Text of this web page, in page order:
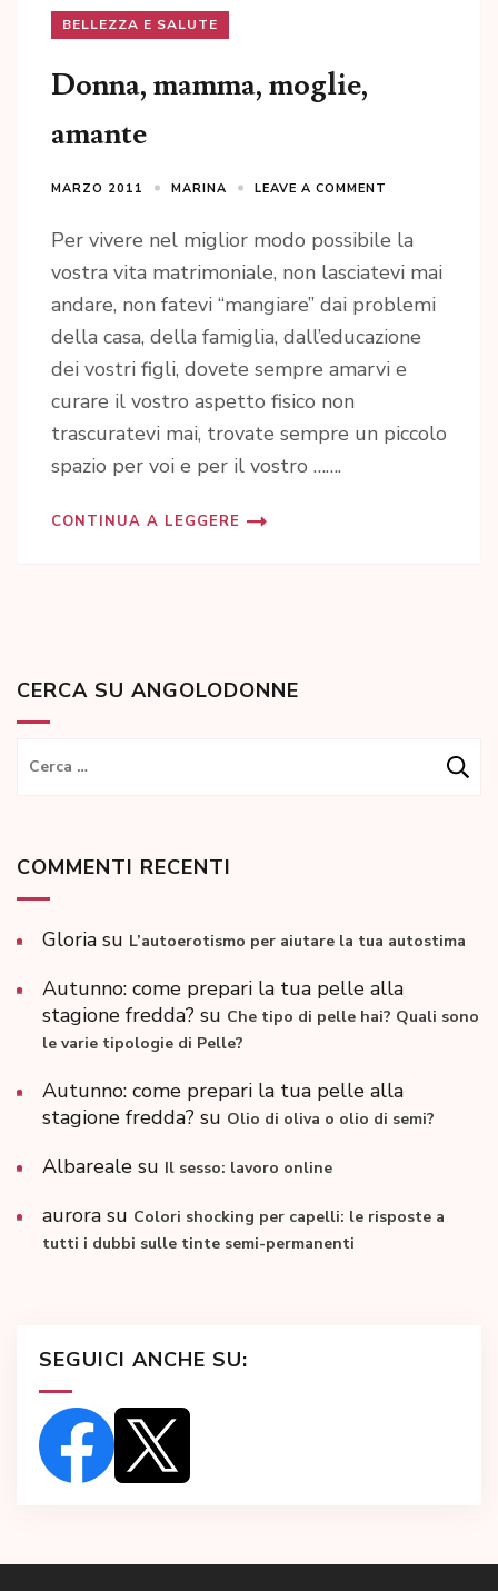
BELLEZZA E SALUTE
Donna, mamma, moglie,
amante
MARZO 2011 MARINA LEAVE A COMMENT
Per vivere nel miglior modo possibile la
vostra vita matrimoniale, non lasciatevi mai
andare, non fatevi “mangiare” dai problemi
della casa, della famiglia, dall’educazione
dei vostri figli, dovete sempre amarvi e
curare il vostro aspetto fisico non
trascuratevi mai, trovate sempre un piccolo
spazio per voi e per il vostro …….
CONTINUA A LEGGERE
CERCA SU ANGOLODONNE
Ricerca
COMMENTI RECENTI
Gloria su L’autoerotismo per aiutare la tua autostima
Autunno: come prepari la tua pelle alla
stagione fredda? su Che tipo di pelle hai? Quali sono
le varie tipologie di Pelle?
Autunno: come prepari la tua pelle alla
stagione fredda? su Olio di oliva o olio di semi?
Albareale su Il sesso: lavoro online
aurora su Colori shocking per capelli: le risposte a
tutti i dubbi sulle tinte semi-permanenti
SEGUICI ANCHE SU: